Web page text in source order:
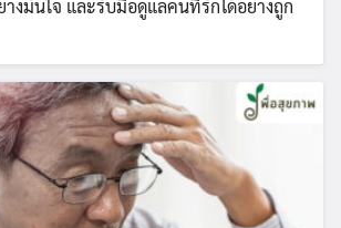
างมั่นใจ และรับมือดูแลคนที่รักได้อย่างถูก